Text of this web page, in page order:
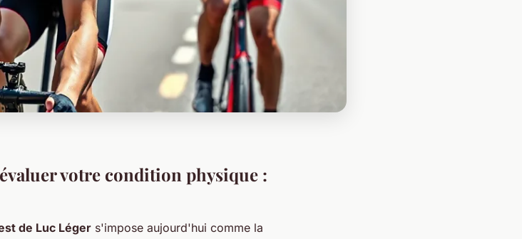
votre condition physique :
de Luc Léger s'impose aujourd'hui comme la